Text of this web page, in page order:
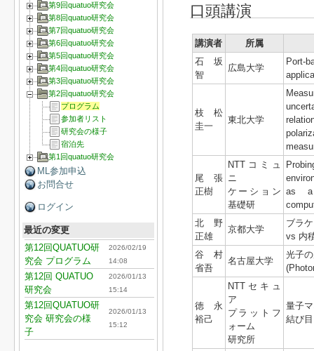
第9回quatuo研究会
第8回quatuo研究会
第7回quatuo研究会
第6回quatuo研究会
第5回quatuo研究会
第4回quatuo研究会
第3回quatuo研究会
第2回quatuo研究会
プログラム
参加者リスト
研究会の様子
宿泊先
第1回quatuo研究会
ML参加申込
お問合せ
ログイン
最近の変更
第12回QUATUO研
究会 プログラム
2026/02/19
14:08
第12回 QUATUO
研究会
2026/01/13
15:14
第12回QUATUO研
究会 研究会の様
子
2026/01/13
15:12
口頭講演
講演者
所属
石坂
智
広島大学
Port-
枝松
圭一
東北大学
尾張
正樹
NTTコミュ
ニ
ケーション
基礎研
as a
北野
正雄
京都大学
ブラ
vs 内
谷村
省吾
名古屋大学
光子
徳永
裕己
NTTセキュ
ア
プラットフ
ォーム
研究所
量子
結び